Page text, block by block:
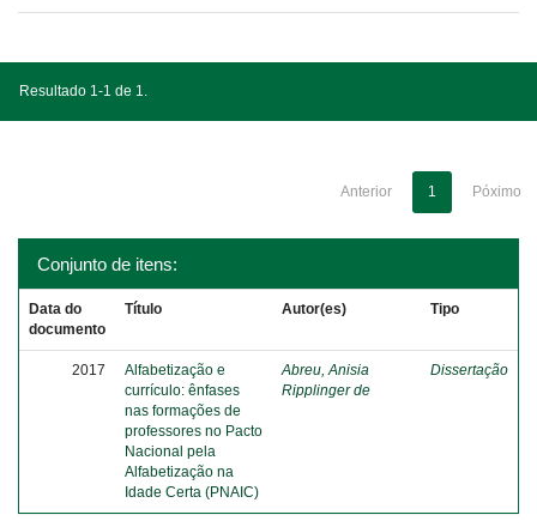
Resultado 1-1 de 1.
Anterior 1 Póximo
Conjunto de itens:
Data do
documento
Título Autor(es) Tipo
2017
Alfabetização e
currículo: ênfases
nas formações de
professores no Pacto
Nacional pela
Alfabetização na
Idade Certa (PNAIC)
Abreu, Anisia
Ripplinger de
Dissertação